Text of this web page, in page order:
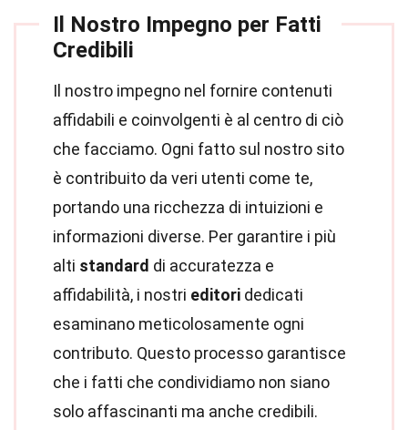
Il Nostro Impegno per Fatti
Credibili
Il nostro impegno nel fornire contenuti
affidabili e coinvolgenti è al centro di ciò
che facciamo. Ogni fatto sul nostro sito
è contribuito da veri utenti come te,
portando una ricchezza di intuizioni e
informazioni diverse. Per garantire i più
alti standard di accuratezza e
affidabilità, i nostri editori dedicati
esaminano meticolosamente ogni
contributo. Questo processo garantisce
che i fatti che condividiamo non siano
solo affascinanti ma anche credibili.